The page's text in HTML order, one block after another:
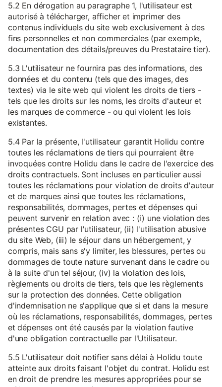
5.2 En dérogation au paragraphe 1, l'utilisateur est
autorisé à télécharger, afficher et imprimer des
contenus individuels du site web exclusivement à des
fins personnelles et non commerciales (par exemple,
documentation des détails/preuves du Prestataire tier).
5.3 L'utilisateur ne fournira pas des informations, des
données et du contenu (tels que des images, des
textes) via le site web qui violent les droits de tiers -
tels que les droits sur les noms, les droits d'auteur et
les marques de commerce - ou qui violent les lois
existantes.
5.4 Par la présente, l'utilisateur garantit Holidu contre
toutes les réclamations de tiers qui pourraient être
invoquées contre Holidu dans le cadre de l'exercice des
droits contractuels. Sont incluses en particulier aussi
toutes les réclamations pour violation de droits d'auteur
et de marques ainsi que toutes les réclamations,
responsabilités, dommages, pertes et dépenses qui
peuvent survenir en relation avec : (i) une violation des
présentes CGU par l'utilisateur, (ii) l'utilisation abusive
du site Web, (iii) le séjour dans un hébergement, y
compris, mais sans s'y limiter, les blessures, pertes ou
dommages de toute nature survenant dans le cadre ou
à la suite d'un tel séjour, (iv) la violation des lois,
règlements ou droits de tiers, tels que les règlements
sur la protection des données. Cette obligation
d'indemnisation ne s'applique que si et dans la mesure
où les réclamations, responsabilités, dommages, pertes
et dépenses ont été causés par la violation fautive
d'une obligation contractuelle par l'Utilisateur.
5.5 L'utilisateur doit notifier sans délai à Holidu toute
atteinte aux droits faisant l'objet du contrat. Holidu est
en droit de prendre les mesures appropriées pour se